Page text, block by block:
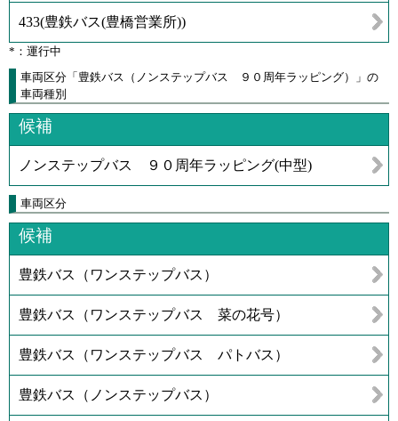
433(豊鉄バス(豊橋営業所))
*：運行中
車両区分「豊鉄バス（ノンステップバス ９０周年ラッピング）」の
車両種別
候補
ノンステップバス ９０周年ラッピング(中型)
車両区分
候補
豊鉄バス（ワンステップバス）
豊鉄バス（ワンステップバス 菜の花号）
豊鉄バス（ワンステップバス パトバス）
豊鉄バス（ノンステップバス）